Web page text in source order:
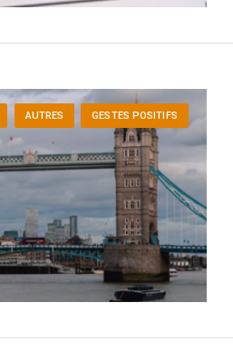
AUTRES GESTES POSITIFS